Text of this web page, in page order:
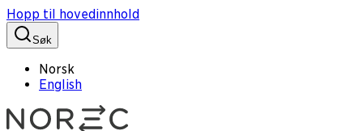
Hopp til hovedinnhold
Søk
Norsk
English